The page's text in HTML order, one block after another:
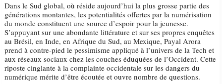
Dans le Sud global, où réside aujourd’hui la plus grosse partie des
générations montantes, les potentialités offertes par la numérisation
du monde constituent une source d’espoir pour la jeunesse.
S’appuyant sur une abondante littérature et sur ses propres enquêtes
au Brésil, en Inde, en Afrique du Sud, au Mexique, Payal Arora
prend à contre-pied le pessimisme appliqué à l’univers de la Tech et
aux réseaux sociaux chez les couches éduquées de l’Occident. Cette
riposte cinglante à la complainte occidentale sur les dangers du
numérique mérite d’être écoutée et ouvre nombre de questions.